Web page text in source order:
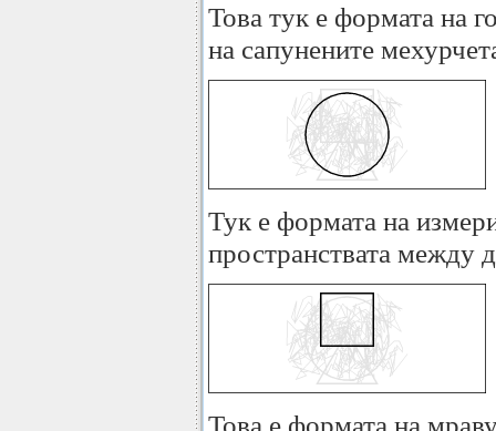
Това тук е формата на
на сапунените
Тук е формата на
пространствата между
Това е формата на